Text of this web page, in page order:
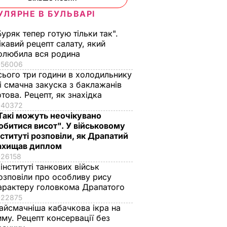
В БУЛЬВАРІ
тепер готую тільки так".
рецепт салату, який
вся родина
56006
три години в холодильнику
смачна закуска з баклажанів
Рецепт, як знахідка
40372
можуть неочікувано
висот". У військовому
розповіли, як Драпатий
диплом
26158
танкових військ
про особливу рису
головкома Драпатого
22875
кабачкова ікра на
Рецепт консервації без